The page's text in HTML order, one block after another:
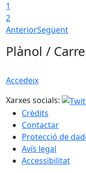
1
2
AnteriorSegüent
Plànol /
Accedeix
Xarxes socials:
Crèdits
Contactar
Protecció de
Avís legal
Accessibilitat